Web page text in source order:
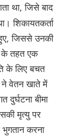
था, जिसे बाद
शिकायतकर्ता
जिससे उनकी
के तहत एक
के लिए बचत
ने वेतन खाते में
बीमा
मृत्यु पर
भुगतान करना